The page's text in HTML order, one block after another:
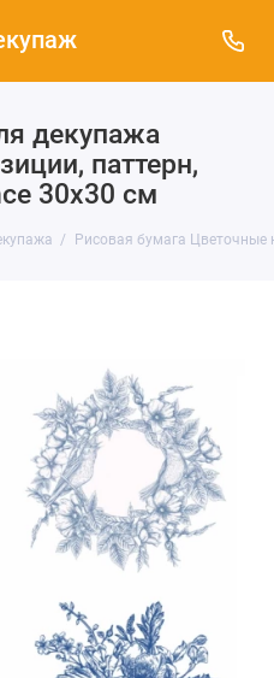
декупажа
паттерн,
30х30 см
Рисовая бумага Цветочные